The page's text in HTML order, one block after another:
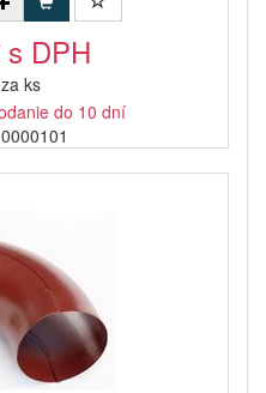
DPH
ks
do 10 dní